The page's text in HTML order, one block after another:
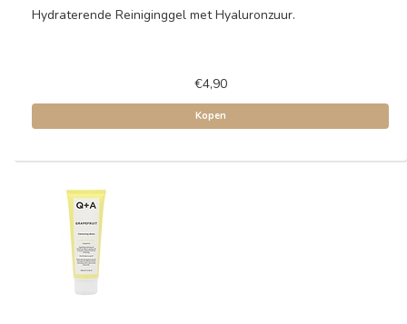
Hydraterende Reiniginggel met Hyaluronzuur.
€4,90
Kopen